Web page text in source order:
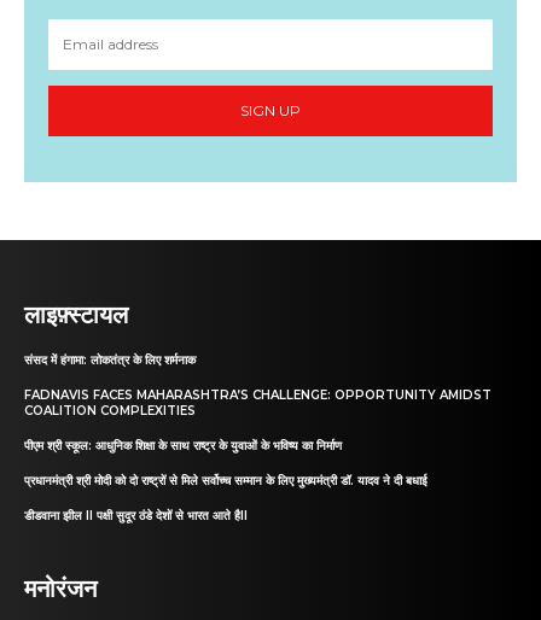
SIGN UP
लाइफ़्स्टायल
संसद में हंगामा: लोकतंत्र के लिए शर्मनाक
FADNAVIS FACES MAHARASHTRA’S CHALLENGE: OPPORTUNITY AMIDST
COALITION COMPLEXITIES
पीएम श्री स्कूल: आधुनिक शिक्षा के साथ राष्ट्र के युवाओं के भविष्य का निर्माण
प्रधानमंत्री श्री मोदी को दो राष्ट्रों से मिले सर्वोच्च सम्मान के लिए मुख्यमंत्री डॉ. यादव ने दी बधाई
डीडवाना झील II पक्षी सुदूर ठंडे देशों से भारत आते हैII
मनोरंजन